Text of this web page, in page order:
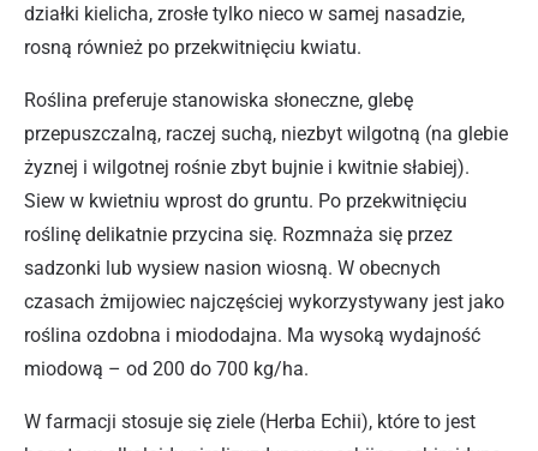
działki kielicha, zrosłe tylko nieco w samej nasadzie,
rosną również po przekwitnięciu kwiatu.
Roślina preferuje stanowiska słoneczne, glebę
przepuszczalną, raczej suchą, niezbyt wilgotną (na glebie
żyznej i wilgotnej rośnie zbyt bujnie i kwitnie słabiej).
Siew w kwietniu wprost do gruntu. Po przekwitnięciu
roślinę delikatnie przycina się. Rozmnaża się przez
sadzonki lub wysiew nasion wiosną. W obecnych
czasach żmijowiec najczęściej wykorzystywany jest jako
roślina ozdobna i miododajna. Ma wysoką wydajność
miodową – od 200 do 700 kg/ha.
W farmacji stosuje się ziele (Herba Echii), które to jest